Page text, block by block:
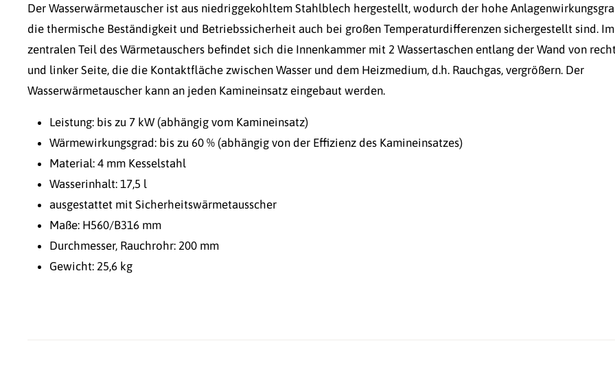
Der Wasserwärmetauscher ist aus niedriggekohltem Stahlblech hergestellt, wodurch der hohe
die thermische Beständigkeit und Betriebssicherheit auch bei großen Temperaturdifferenzen sichergestellt sind. Im
zentralen Teil des Wärmetauschers befindet sich die Innenkammer mit 2 Wassertaschen entlang der Wand von
und linker Seite, die die Kontaktfläche zwischen Wasser und dem Heizmedium, d.h. Rauchgas, vergrößern. Der
Wasserwärmetauscher kann an jeden Kamineinsatz eingebaut werden.
Leistung: bis zu 7 kW (abhängig vom Kamineinsatz)
Wärmewirkungsgrad: bis zu 60 % (abhängig von der Effizienz des Kamineinsatzes)
Material: 4 mm Kesselstahl
Wasserinhalt: 17,5 l
ausgestattet mit Sicherheitswärmetausscher
Maße: H560/B316 mm
Durchmesser, Rauchrohr: 200 mm
Gewicht: 25,6 kg